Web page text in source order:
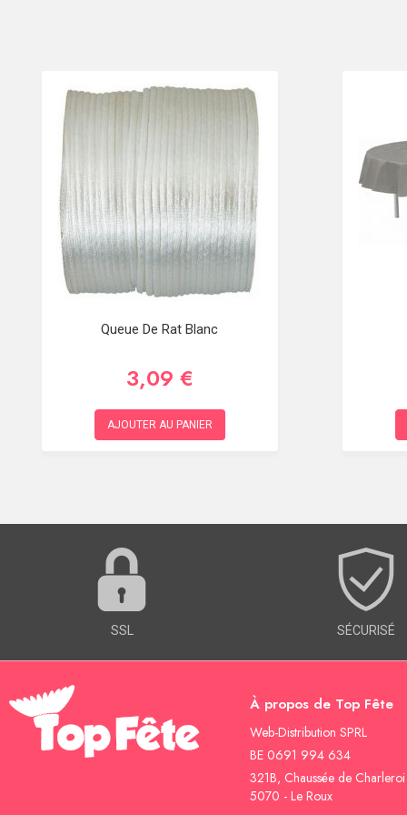
Queue De Rat Blanc
3,09 €
AJOUTER AU PANIER
SSL SÉCURISÉ
À propos de Top Fête
Web-Distribution SPRL
BE 0691 994 634
321B, Chaussée de Charleroi
5070 - Le Roux